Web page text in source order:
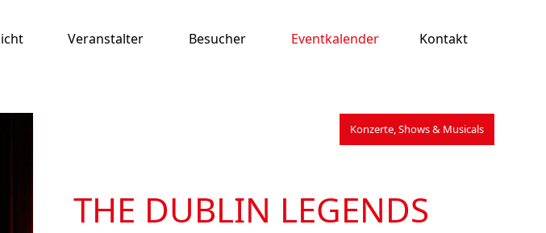
Veranstalter Besucher Eventkalender Kontakt
Konzerte, Shows & Musicals
THE DUBLIN LEGENDS